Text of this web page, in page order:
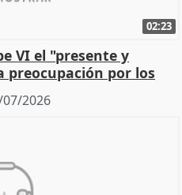
02:23
VI el "presente y
por los
2026